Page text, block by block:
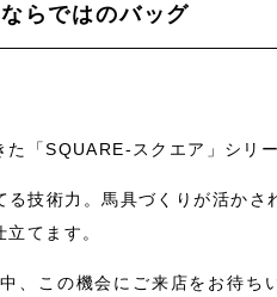
らではのバッグ
た「SQUARE-スクエア」シリ
技術力。馬具づくりが活かさ
てます。
、この機会にご来店をお待ち